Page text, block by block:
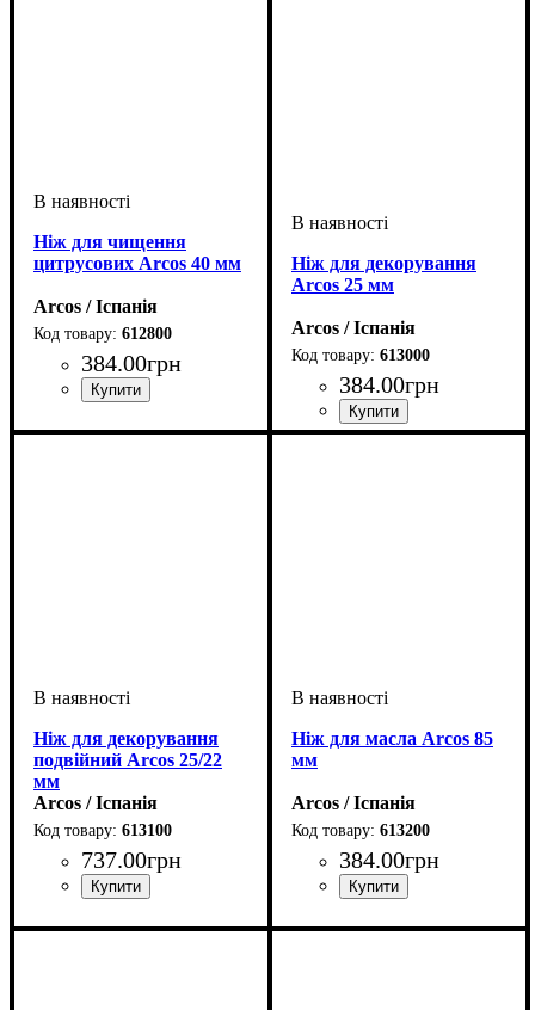
Ніж для чищення
цитрусових Arcos 40 мм
Arcos / Іспанія
612800
384.00грн
Ніж для декорування
Arcos 25 мм
Arcos / Іспанія
613000
384.00грн
Ніж для декорування
подвійний Arcos 25/22
мм
Arcos / Іспанія
613100
737.00грн
Ніж для масла Arcos 85
мм
Arcos / Іспанія
613200
384.00грн